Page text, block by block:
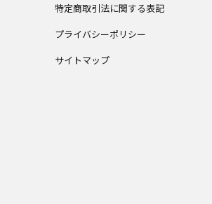
特定商取引法に関する表記
プライバシーポリシー
サイトマップ